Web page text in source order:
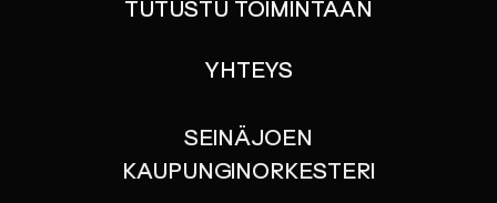
TUTUSTU TOIMINTAAN
YHTEYS
SEINÄJOEN
KAUPUNGINORKESTERI